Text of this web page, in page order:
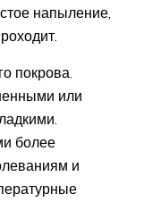
напыление,
покрова.
или
более
и